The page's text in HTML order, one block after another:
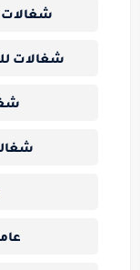
شغالات
شغالات